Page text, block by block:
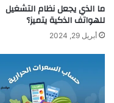
ما الذي يجعل نظام التشغيل
للهواتف الذكية يتميز؟
أبريل 29, 2024